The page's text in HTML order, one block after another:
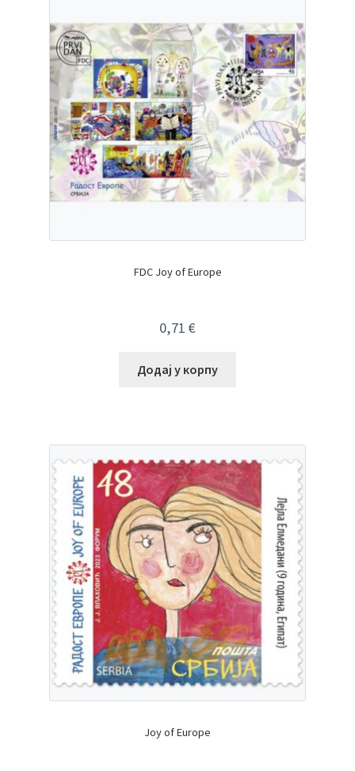
FDC Joy of Europe
0,71 €
Додај у корпу
Joy of Europe